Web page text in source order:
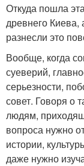
Откуда пошла
древнего Киева,
разнесли это
Вообще, когда
суеверий,
серьезности,
совет. Говоря о
людям,
вопроса нужно
истории,
даже нужно